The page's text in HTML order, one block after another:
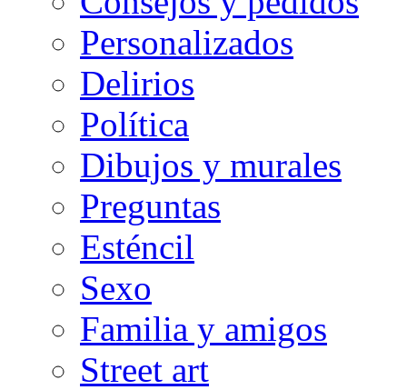
Personalizados
Delirios
Política
Dibujos y murales
Preguntas
Esténcil
Sexo
Familia y amigos
Street art